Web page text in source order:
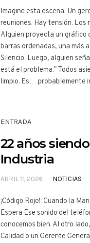
Imagine esta escena. Un
reuniones. Hay tensión. Los
Alguien proyecta un gráfico
barras ordenadas, una más
Silencio. Luego, alguien
está el problema.” Todos
limpio. Es… probablemente
ENTRADA
22 años siendo
Industria
ABRIL 11, 2026 NOTICIAS
¡Código Rojo!: Cuando la
Espera Ese sonido del
conocemos bien. Al otro
Calidad o un Gerente